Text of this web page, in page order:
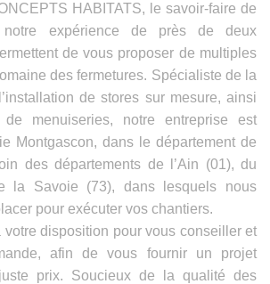
HABITATS, le savoir-faire de
expérience de près de deux
de vous proposer de multiples
des fermetures. Spécialiste de la
de stores sur mesure, ainsi
menuiseries, notre entreprise est
Montgascon, dans le département de
des départements de l’Ain (01), du
la Savoie (73), dans lesquels nous
pour exécuter vos chantiers.
votre disposition pour vous conseiller et
afin de vous fournir un projet
prix. Soucieux de la qualité des